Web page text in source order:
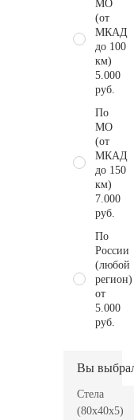
МО
(от
МКАД
до 100
км)
5.000
руб.
По
МО
(от
МКАД
до 150
км)
7.000
руб.
По
России
(любой
регион)
от
5.000
руб.
Вы
Стела
(80x40x5)